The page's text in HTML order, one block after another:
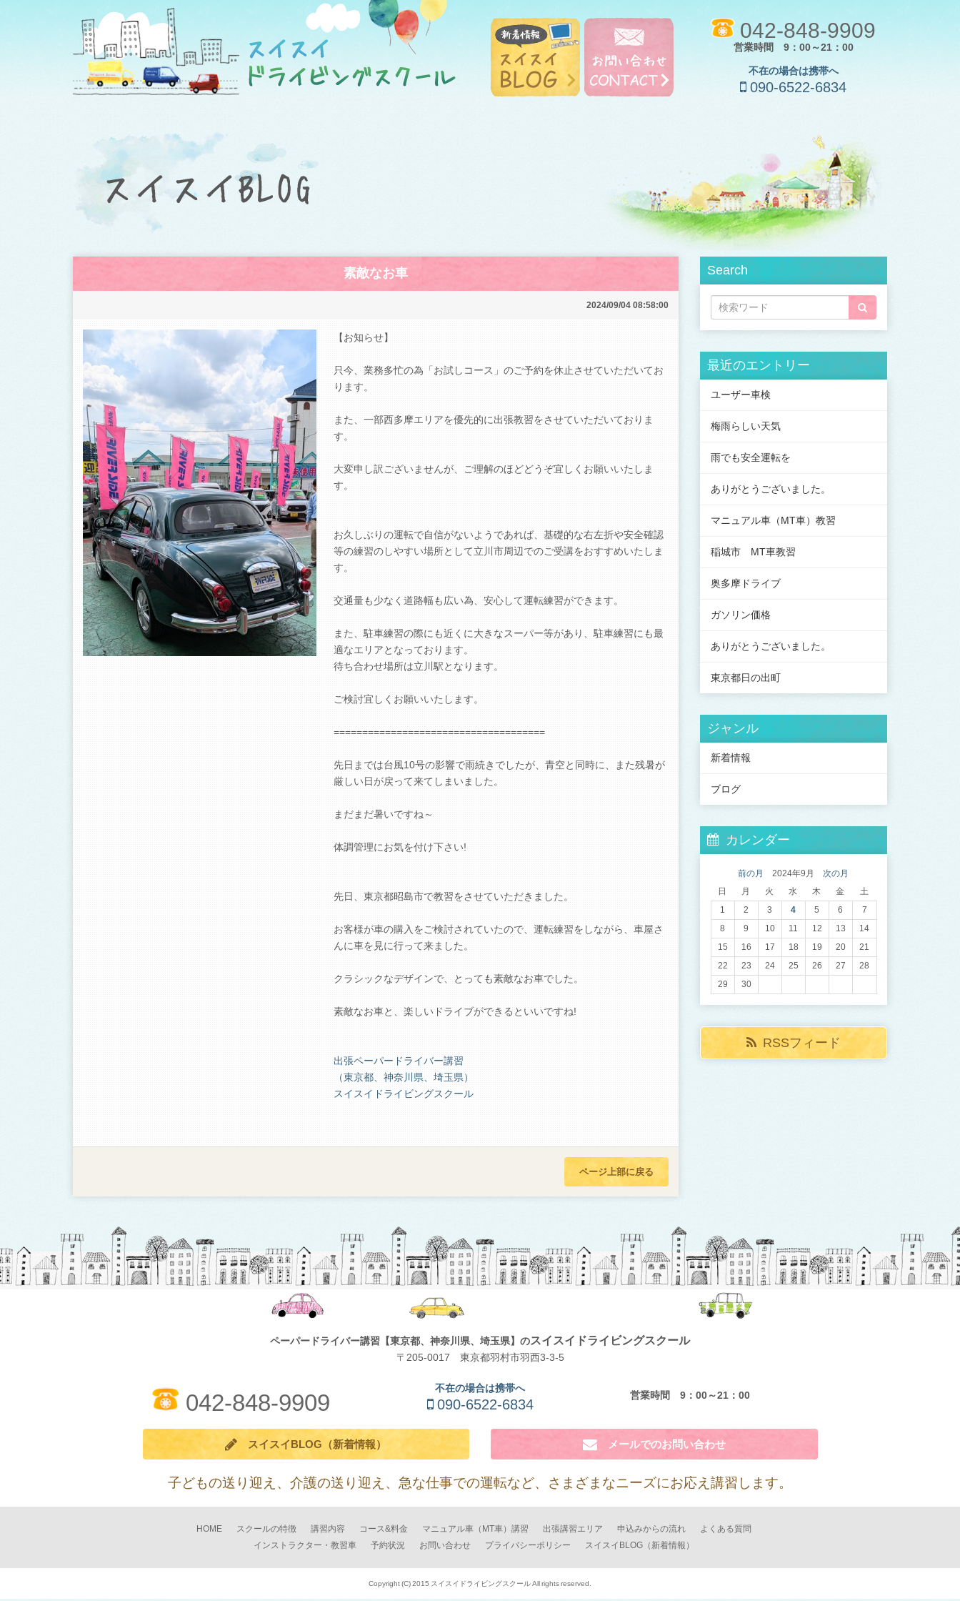
042-848-9909
営業時間 9：00～21：00
不在の場合は携帯へ
090-6522-6834
素敵なお車
2024/09/04 08:58:00
【お知らせ】
只今、業務多忙の為「お試しコース」のご予約を休止させていただいてお
ります。
また、一部西多摩エリアを優先的に出張教習をさせていただいておりま
す。
大変申し訳ございませんが、ご理解のほどどうぞ宜しくお願いいたしま
す。
お久しぶりの運転で自信がないようであれば、基礎的な右左折や安全確認
等の練習のしやすい場所として立川市周辺でのご受講をおすすめいたしま
す。
交通量も少なく道路幅も広い為、安心して運転練習ができます。
また、駐車練習の際にも近くに大きなスーパー等があり、駐車練習にも最
適なエリアとなっております。
待ち合わせ場所は立川駅となります。
ご検討宜しくお願いいたします。
=====================================
先日までは台風10号の影響で雨続きでしたが、青空と同時に、また残暑が
厳しい日が戻って来てしまいました。
まだまだ暑いですね～
体調管理にお気を付け下さい!
先日、東京都昭島市で教習をさせていただきました。
お客様が車の購入をご検討されていたので、運転練習をしながら、車屋さ
んに車を見に行って来ました。
クラシックなデザインで、とっても素敵なお車でした。
素敵なお車と、楽しいドライブができるといいですね!
出張ペーパードライバー講習
（東京都、神奈川県、埼玉県）
スイスイドライビングスクール
ページ上部に戻る
Search
最近のエントリー
ユーザー車検
梅雨らしい天気
雨でも安全運転を
ありがとうございました。
マニュアル車（MT車）教習
稲城市 MT車教習
奥多摩ドライブ
ガソリン価格
ありがとうございました。
東京都日の出町
ジャンル
新着情報
ブログ
カレンダー
前の月 2024年9月 次の月
日 月 火 水 木 金 土
1 2 3 4 5 6 7
8 9 10 11 12 13 14
15 16 17 18 19 20 21
22 23 24 25 26 27 28
29 30
RSSフィード
ペーパードライバー講習 【東京都、神奈川県、埼玉県】のスイスイドライビングスクール
〒205-0017 東京都羽村市羽西3-3-5
042-848-9909
不在の場合は携帯へ
090-6522-6834
営業時間 9：00～21：00
スイスイBLOG（新着情報） メールでのお問い合わせ
子どもの送り迎え、介護の送り迎え、急な仕事での運転など、 さまざまなニーズにお応え講習します。
HOME スクールの特徴 講習内容 コース&料金 マニュアル車（MT車）講習 出張講習エリア 申込みからの流れ
よくある質問
インストラクター・教習車
予約状況 お問い合わせ プライバシーポリシー スイスイBLOG（新着情報）
Copyright (C) 2015 スイスイドライビングスクール All rights reserved.